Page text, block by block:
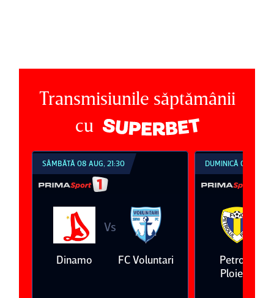
Transmisiunile săptămânii
cu
SÂMBĂTĂ 08 AUG, 21:30
Dinamo
Vs
FC Voluntari
DUMINICĂ 09 AUG,
Petrolul
Ploieşti